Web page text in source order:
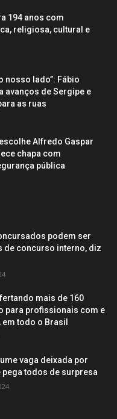
194 anos com
religiosa, cultural e
nosso lado”: Fábio
avanços de Sergipe e
as ruas
Alfredo Gaspar
chapa com
pública
podem ser
de concurso interno, diz
mais de 160
para profissionais com e
em todo o Brasil
vaga deixada por
pega todos de surpresa